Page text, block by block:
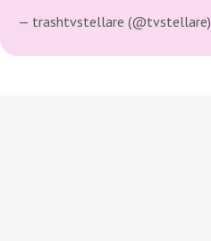
— trashtvstellare (@tvstellare)